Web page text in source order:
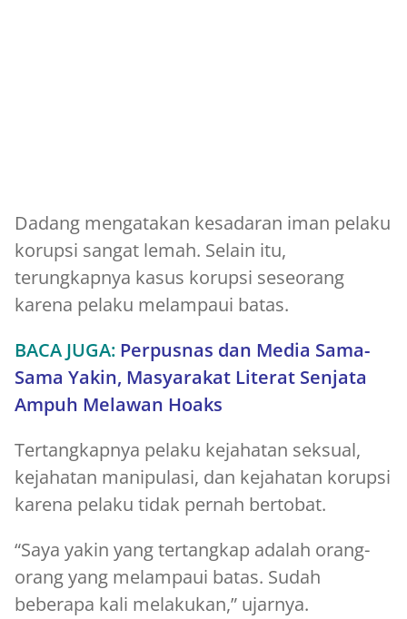
Dadang mengatakan kesadaran iman pelaku
korupsi sangat lemah. Selain itu,
terungkapnya kasus korupsi seseorang
karena pelaku melampaui batas.
BACA JUGA: Perpusnas dan Media Sama-
Sama Yakin, Masyarakat Literat Senjata
Ampuh Melawan Hoaks
Tertangkapnya pelaku kejahatan seksual,
kejahatan manipulasi, dan kejahatan korupsi
karena pelaku tidak pernah bertobat.
“Saya yakin yang tertangkap adalah orang-
orang yang melampaui batas. Sudah
beberapa kali melakukan,” ujarnya.